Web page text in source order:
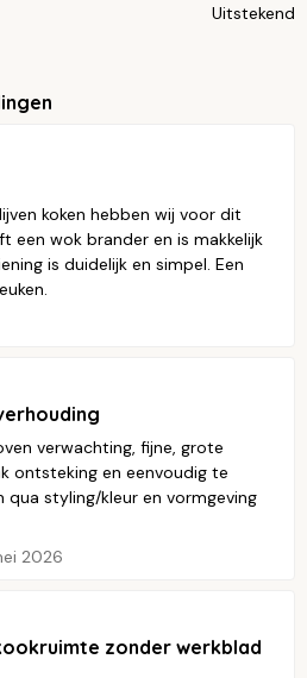
Uitstekend
koken hebben wij voor dit
een wok brander en is makkelijk
is duidelijk en simpel. Een
verwachting, fijne, grote
ontsteking en eenvoudig te
qua styling/kleur en vormgeving
2026
zonder werkblad